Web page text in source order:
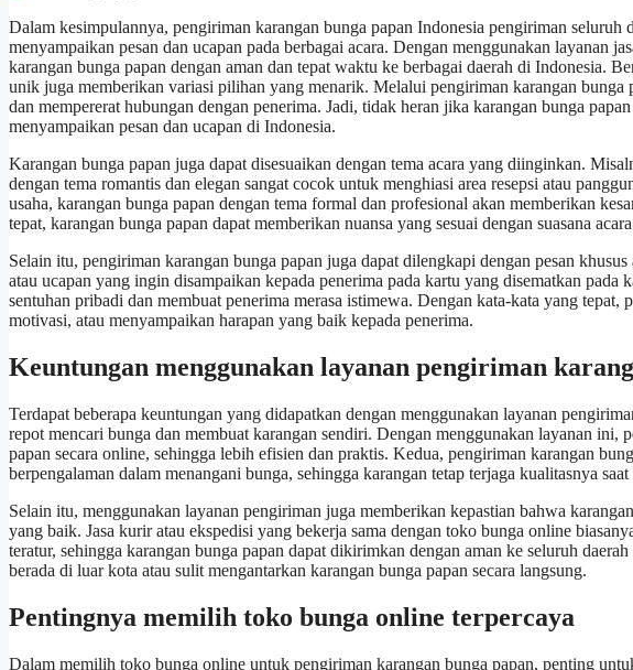
Dalam kesimpulannya, pengiriman karangan bunga papan Indonesia pengiriman seluruh
menyampaikan pesan dan ucapan pada berbagai acara. Dengan menggunakan layanan
karangan bunga papan dengan aman dan tepat waktu ke berbagai daerah di Indonesia.
unik juga memberikan variasi pilihan yang menarik. Melalui pengiriman karangan bunga
dan mempererat hubungan dengan penerima. Jadi, tidak heran jika karangan bunga
menyampaikan pesan dan ucapan di Indonesia.
Karangan bunga papan juga dapat disesuaikan dengan tema acara yang diinginkan.
dengan tema romantis dan elegan sangat cocok untuk menghiasi area resepsi atau
usaha, karangan bunga papan dengan tema formal dan profesional akan memberikan
tepat, karangan bunga papan dapat memberikan nuansa yang sesuai dengan suasana
Selain itu, pengiriman karangan bunga papan juga dapat dilengkapi dengan pesan
atau ucapan yang ingin disampaikan kepada penerima pada kartu yang disematkan pada
sentuhan pribadi dan membuat penerima merasa istimewa. Dengan kata-kata yang tepat,
motivasi, atau menyampaikan harapan yang baik kepada penerima.
Keuntungan menggunakan layanan pengiriman
Terdapat beberapa keuntungan yang didapatkan dengan menggunakan layanan
repot mencari bunga dan membuat karangan sendiri. Dengan menggunakan layanan ini,
papan secara online, sehingga lebih efisien dan praktis. Kedua, pengiriman karangan
berpengalaman dalam menangani bunga, sehingga karangan tetap terjaga kualitasnya
Selain itu, menggunakan layanan pengiriman juga memberikan kepastian bahwa
yang baik. Jasa kurir atau ekspedisi yang bekerja sama dengan toko bunga online
teratur, sehingga karangan bunga papan dapat dikirimkan dengan aman ke seluruh
berada di luar kota atau sulit mengantarkan karangan bunga papan secara langsung.
Pentingnya memilih toko bunga online terpercaya
Dalam memilih toko bunga online untuk pengiriman karangan bunga papan, penting